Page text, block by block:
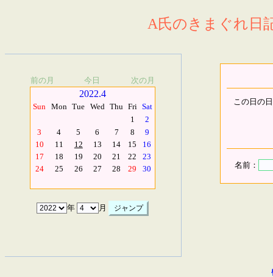
A氏のきまぐれ日
前の月 今日 次の月
2022.4
Sun Mon Tue Wed Thu Fri Sat
1
2
3
4 5 6 7 8
9
10
11 12 13 14 15
16
17
18 19 20 21 22
23
24
25 26 27 28 29 30
年 月
この日の
名前：